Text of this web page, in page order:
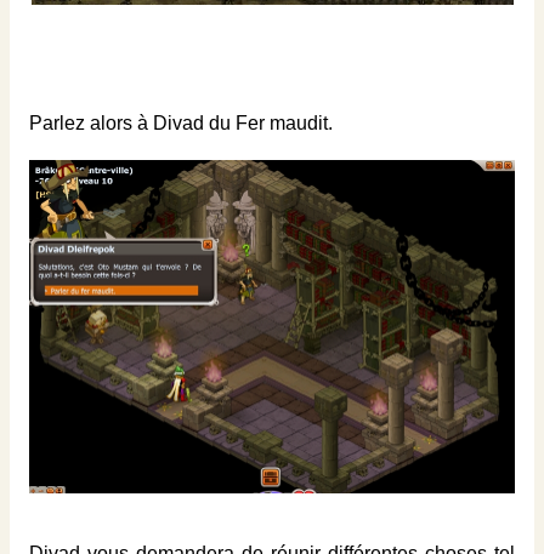
Parlez alors à Divad du Fer maudit.